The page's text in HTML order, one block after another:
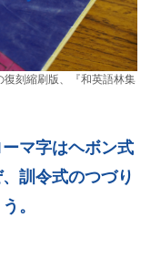
刻縮刷版、『和英語林集
マ字はヘボン式
訓令式のつづり
。